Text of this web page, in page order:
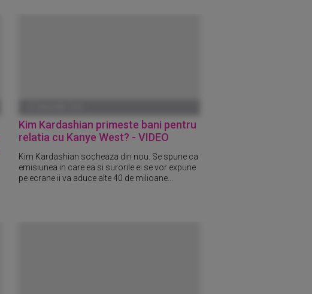
Kim Kardashian primeste bani pentru
relatia cu Kanye West? - VIDEO
Kim Kardashian socheaza din nou. Se spune ca
emisiunea in care ea si surorile ei se vor expune
pe ecrane ii va aduce alte 40 de milioane...